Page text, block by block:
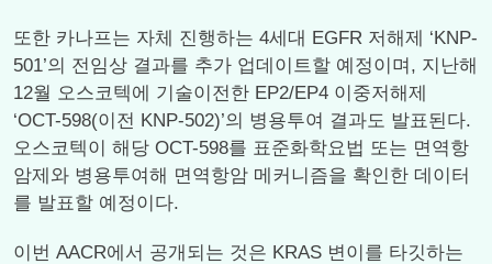
또한 카나프는 자체 진행하는 4세대 EGFR 저해제 ‘KNP-
501’의 전임상 결과를 추가 업데이트할 예정이며, 지난해
12월 오스코텍에 기술이전한 EP2/EP4 이중저해제
‘OCT-598(이전 KNP-502)’의 병용투여 결과도 발표된다.
오스코텍이 해당 OCT-598를 표준화학요법 또는 면역항
암제와 병용투여해 면역항암 메커니즘을 확인한 데이터
를 발표할 예정이다.
이번 AACR에서 공개되는 것은 KRAS 변이를 타깃하는